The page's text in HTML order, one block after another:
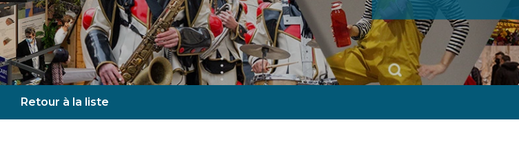
Retour à la liste